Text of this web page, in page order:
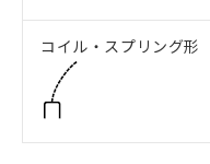
コイル・スプリング形